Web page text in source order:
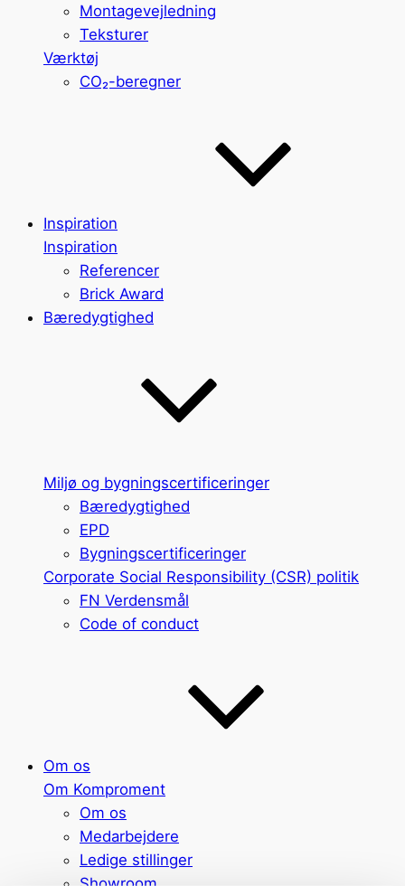
Montagevejledning
Teksturer
Værktøj
CO₂-beregner
Inspiration
Inspiration
Referencer
Brick Award
Bæredygtighed
Miljø og bygningscertificeringer
Bæredygtighed
EPD
Bygningscertificeringer
Corporate Social Responsibility (CSR) politik
FN Verdensmål
Code of conduct
Om os
Om Komproment
Om os
Medarbejdere
Ledige stillinger